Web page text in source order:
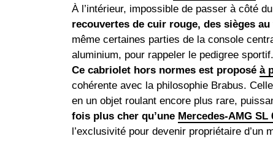
À l’intérieur, impossible de passer à côté
recouvertes de cuir rouge, des sièges
même certaines parties de la console
aluminium, pour rappeler le pedigree sportif.
Ce cabriolet hors normes est proposé à
cohérente avec la philosophie Brabus.
en un objet roulant encore plus rare,
fois plus cher qu’une Mercedes-AMG SL
l’exclusivité pour devenir propriétaire d’un